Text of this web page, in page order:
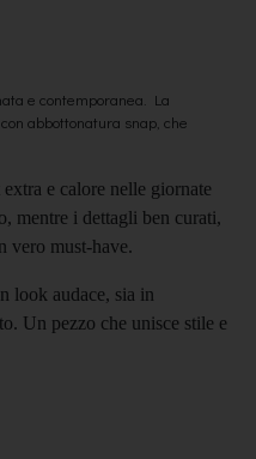
e contemporanea. La
abbottonatura snap, che
e calore nelle giornate
mentre i dettagli ben curati,
vero must-have.
look audace, sia in
Un pezzo che unisce stile e